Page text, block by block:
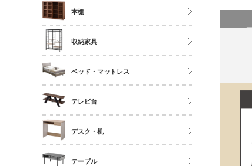
キッチンカウンター
ストッカー
チェア
ソファ
座椅子
本棚
ミドルタイプ
ディスプレイラック
収納家具
タンス・チェスト
サニタリー
多目的収納
ベッド・マットレス
マットレス単品
シングル
セミダブル
テレビ台
ロータイプ
伸縮・変形・コーナー
デスク・机
デスク
テーブル